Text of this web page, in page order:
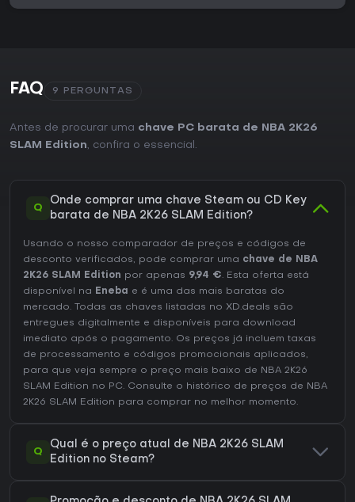
FAQ 9 PERGUNTAS
Antes de procurar uma chave PC barata de NBA 2K26
SLAM Edition, confira o essencial.
Q
Onde comprar uma chave Steam ou CD Key
barata de NBA 2K26 SLAM Edition?
Usando o nosso comparador de preços e códigos de
desconto verificados, pode comprar uma chave de NBA
2K26 SLAM Edition por apenas 9,94 €. Esta oferta está
disponível na Eneba e é uma das mais baratas do
mercado. Todas as chaves listadas no XD.deals são
entregues digitalmente e disponíveis para download
imediato após o pagamento. Os preços já incluem taxas
de processamento e códigos promocionais aplicados,
para que veja sempre o preço mais baixo de NBA 2K26
SLAM Edition no PC. Consulte o histórico de preços de NBA
2K26 SLAM Edition para comprar no melhor momento.
Q
Qual é o preço atual de NBA 2K26 SLAM
Edition no Steam?